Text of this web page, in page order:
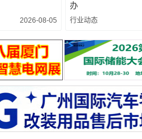
2026-08-05
办
行业动态